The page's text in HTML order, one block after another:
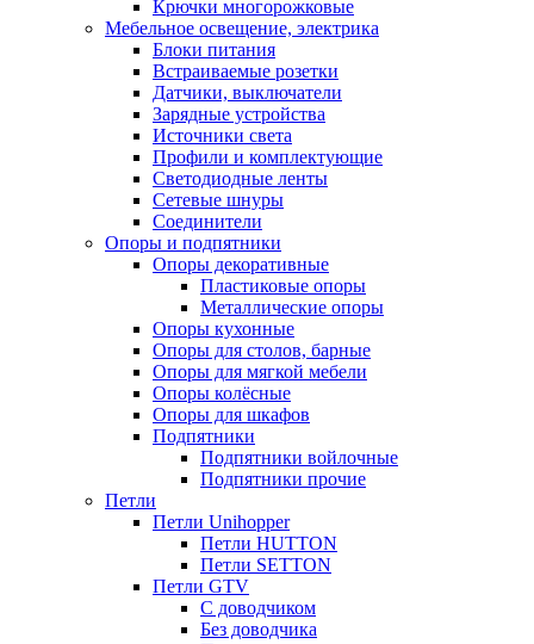
Крючки многорожковые
Мебельное освещение, электрика
Блоки питания
Встраиваемые розетки
Датчики, выключатели
Зарядные устройства
Источники света
Профили и комплектующие
Светодиодные ленты
Сетевые шнуры
Соединители
Опоры и подпятники
Опоры декоративные
Пластиковые опоры
Металлические опоры
Опоры кухонные
Опоры для столов, барные
Опоры для мягкой мебели
Опоры колёсные
Опоры для шкафов
Подпятники
Подпятники войлочные
Подпятники прочие
Петли
Петли Unihopper
Петли HUTTON
Петли SETTON
Петли GTV
С доводчиком
Без доводчика